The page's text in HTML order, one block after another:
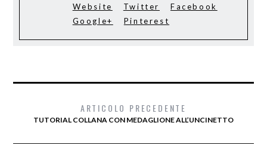
Website Twitter
Facebook
Google+
Pinterest
ARTICOLO PRECEDENTE
TUTORIAL COLLANA CON MEDAGLIONE ALL’UNCINETTO